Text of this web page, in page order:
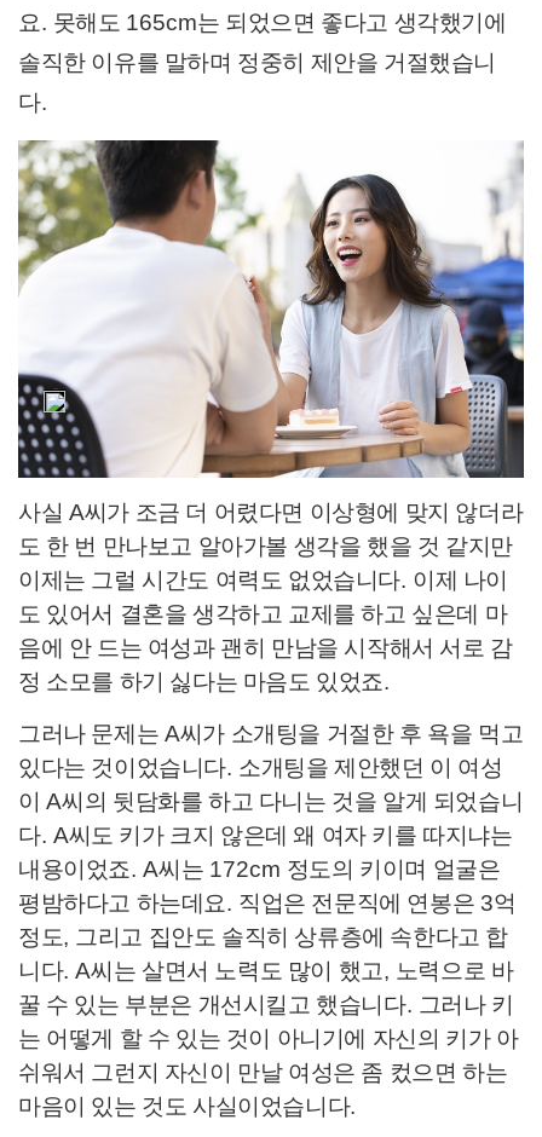
요. 못해도 165cm는 되었으면 좋다고 생각했기에
솔직한 이유를 말하며 정중히 제안을 거절했습니
다.
사실 A씨가 조금 더 어렸다면 이상형에 맞지 않더라
도 한 번 만나보고 알아가볼 생각을 했을 것 같지만
이제는 그럴 시간도 여력도 없었습니다. 이제 나이
도 있어서 결혼을 생각하고 교제를 하고 싶은데 마
음에 안 드는 여성과 괜히 만남을 시작해서 서로 감
정 소모를 하기 싫다는 마음도 있었죠.
그러나 문제는 A씨가 소개팅을 거절한 후 욕을 먹고
있다는 것이었습니다. 소개팅을 제안했던 이 여성
이A씨의 뒷담화를 하고 다니는 것을 알게 되었습니
다. A씨도 키가 크지 않은데 왜 여자 키를 따지냐는
내용이었죠. A씨는 172cm 정도의 키이며 얼굴은
평밤하다고 하는데요. 직업은 전문직에 연봉은 3억
정도, 그리고 집안도 솔직히 상류층에 속한다고 합
니다. A씨는 살면서 노력도 많이 했고, 노력으로 바
꿀 수 있는 부분은 개선시킬고 했습니다. 그러나 키
는 어떻게 할 수 있는 것이 아니기에 자신의 키가 아
쉬워서 그런지 자신이 만날 여성은 좀 컸으면 하는
마음이 있는 것도 사실이었습니다.